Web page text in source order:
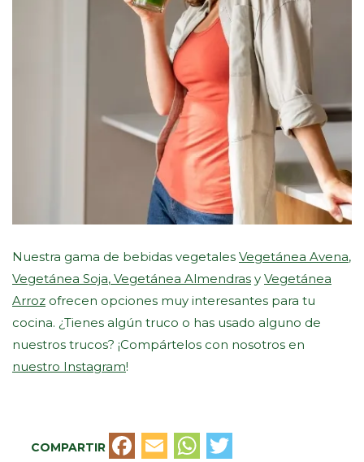
Nuestra gama de bebidas vegetales Vegetánea Avena,
Vegetánea Soja, Vegetánea Almendras y Vegetánea
Arroz ofrecen opciones muy interesantes para tu
cocina. ¿Tienes algún truco o has usado alguno de
nuestros trucos? ¡Compártelos con nosotros en
nuestro Instagram!
COMPARTIR Facebook
EmailWhatsApp